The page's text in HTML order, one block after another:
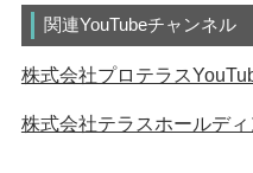
関連YouTubeチャンネル
株式会社プロテラス
株式会社テラスホールデ